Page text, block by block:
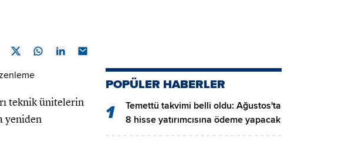
teknik ünitelerin
yeniden
POPÜLER HABERLER
1
Temettü takvimi belli oldu: Ağustos'ta
8 hisse yatırımcısına ödeme yapacak